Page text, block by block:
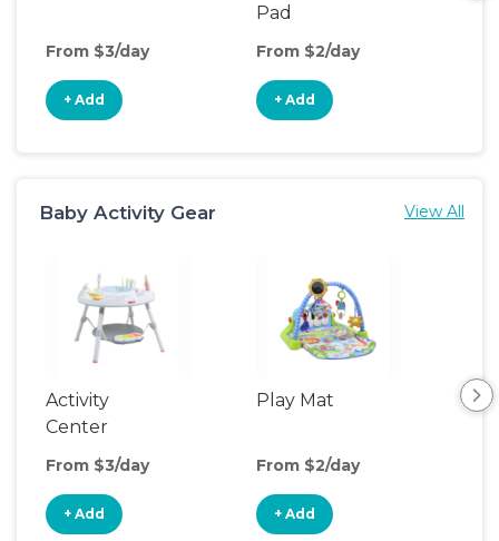
From $3/day
+ Add
Pad
From $2/day
+ Add
Baby Activity Gear View All
Activity
Center
From $3/day
+ Add
Play Mat
From $2/day
+ Add